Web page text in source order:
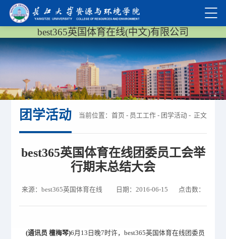
best365英国体育在线(中文)有限公司
团学活动 当前位置： 首页 - 员工工作- 团学活动 - 正文
​best365英国体育在线团委员工会举
行期末总结大会
来源：best365英国体育在线 日期：2016-06-15 点击数：
(通讯员 檀梅琴)6月13日晚7时许，​best365英国体育在线团委员